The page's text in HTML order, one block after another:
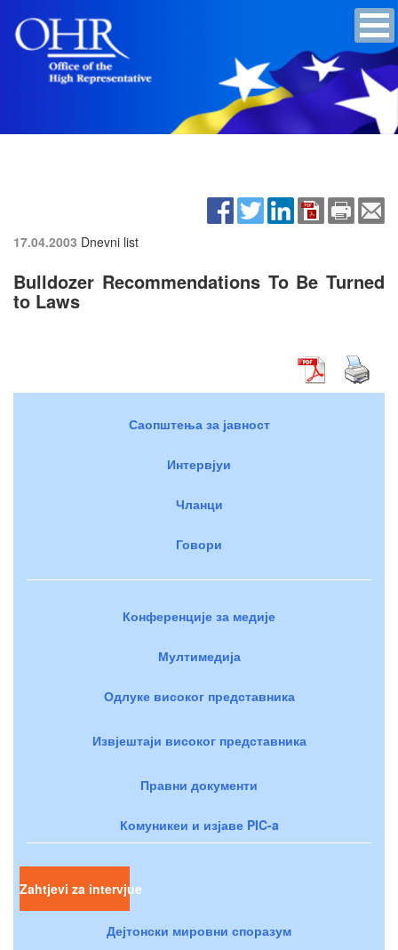
17.04.2003 Dnevni list
Bulldozer Recommendations To Be Turned
to Laws
Саопштења за јавност
Интервјуи
Чланци
Говори
Конференције за медије
Мултимедија
Одлуке високог представника
Извјештаји високог представника
Правни документи
Комуникеи и изјаве PIC-a
Zahtjevi za intervjue
Дејтонски мировни споразум